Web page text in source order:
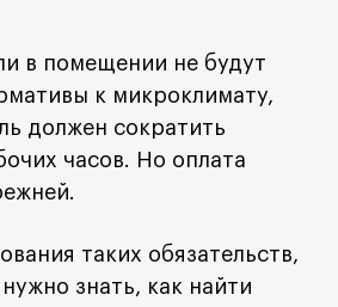
в помещении не будут
к микроклимату,
должен сократить
часов. Но оплата
таких обязательств,
знать, как найти